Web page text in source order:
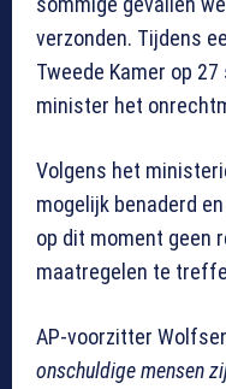
verzonden. Tijdens
Tweede Kamer op
minister het
Volgens het
mogelijk benaderd
op dit moment geen
maatregelen te
AP-voorzitter
onschuldige mensen